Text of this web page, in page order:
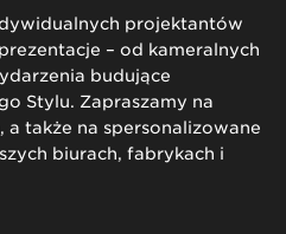
projektantów
– od kameralnych
budujące
Stylu. Zapraszamy na
także na spersonalizowane
biurach, fabrykach i